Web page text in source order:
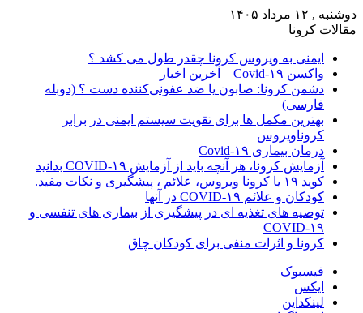
دوشنبه , ۱۲ مرداد ۱۴۰۵
مقالات کرونا
ایمنی به ویروس کرونا چقدر طول می کشد ؟
واکسن Covid-۱۹ – آخرین اخبار
دشمن کرونا: صابون یا ضد عفونی‌کننده دست ؟ (دوبله
فارسی)
بهترین مکمل ها برای تقویت سیستم ایمنی در برابر
کروناویروس
درمان بیماری Covid-۱۹
آزمایش کرونا، هر آنچه باید از آزمایش COVID-۱۹ بدانید
کوید ۱۹ یا کرونا ویروس، علائم ، پیشگیری و نکات مفید.
کودکان و علائم COVID-۱۹ در آنها
توصیه های تغذیه ای در پیشگیری از بیماری های تنفسی و
COVID-۱۹
کرونا و اثرات منفی برای کودکان چاق
فیسبوک
ایکس
لینکداین